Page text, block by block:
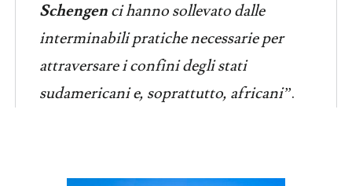
Schengen ci hanno sollevato dalle
interminabili pratiche necessarie per
attraversare i confini degli stati
sudamericani e, soprattutto, africani”.